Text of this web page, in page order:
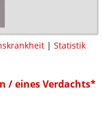
| Statistik
/ eines Verdachts*